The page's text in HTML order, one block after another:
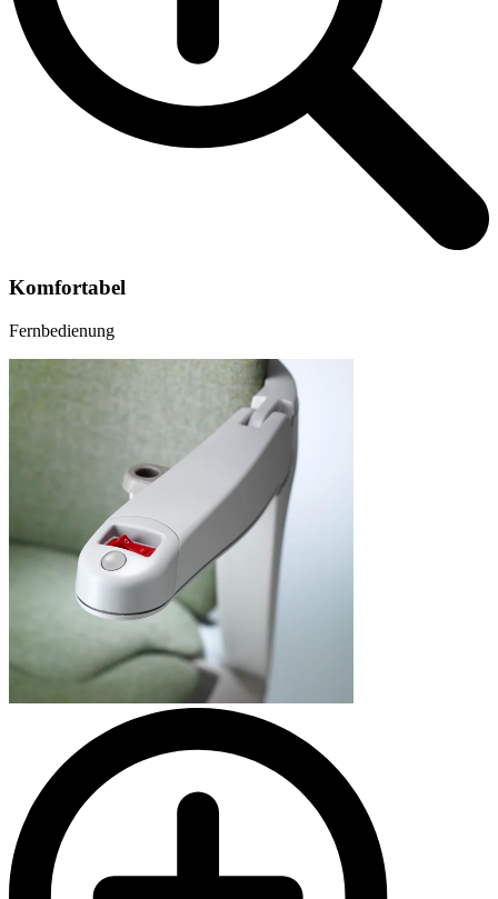
Komfortabel
Fernbedienung